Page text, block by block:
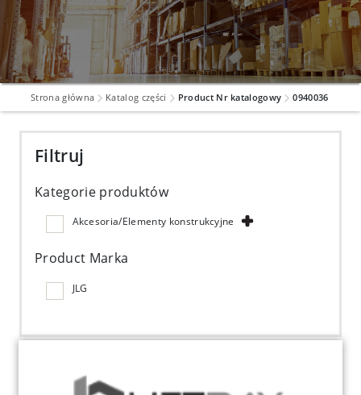
Strona główna Katalog części Product Nr katalogowy 0940036
Filtruj
Kategorie produktów
Akcesoria/Elementy konstrukcyjne
Product Marka
JLG